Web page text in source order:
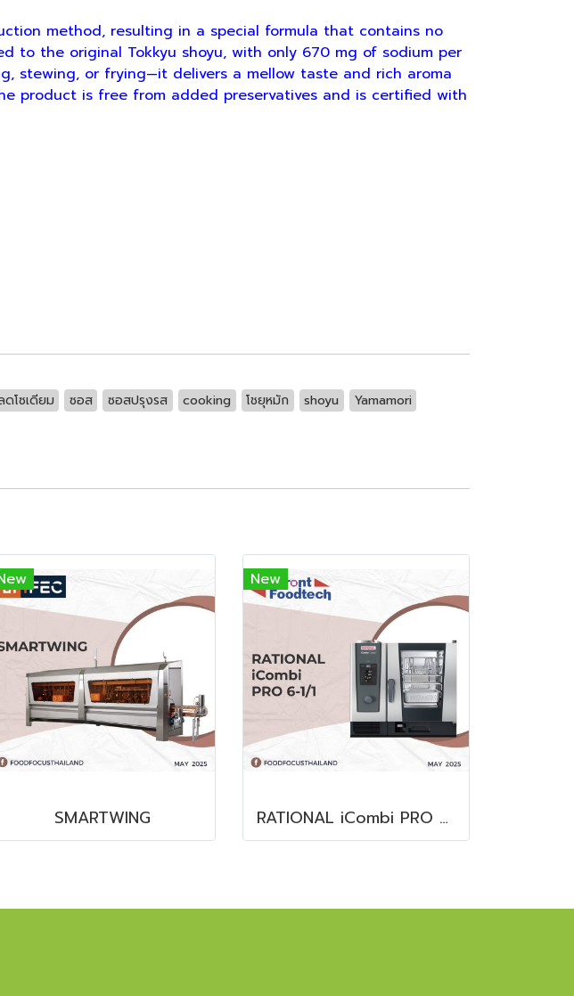
method, resulting in a special formula that contains no
to the original Tokkyu shoyu, with only 670 mg of sodium per
stewing, or frying—it delivers a mellow taste and rich aroma
product is free from added preservatives and is certified with
โซเดียม ซอส ซอสปรุงรส cooking โชยุหมัก shoyu
Yamamori
SMARTWING
New
RATIONAL iCombi PRO 6-1/1